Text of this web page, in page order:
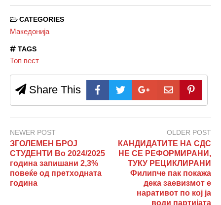
CATEGORIES
Македонија
TAGS
Топ вест
Share This
NEWER POST
ЗГОЛЕМЕН БРОЈ
СТУДЕНТИ Во 2024/2025
година запишани 2,3%
повеќе од претходната
година
OLDER POST
КАНДИДАТИТЕ НА СДС
НЕ СЕ РЕФОРМИРАНИ,
ТУКУ РЕЦИКЛИРАНИ
Филипче пак покажа
дека заевизмот е
наративот по кој ја
води партијата